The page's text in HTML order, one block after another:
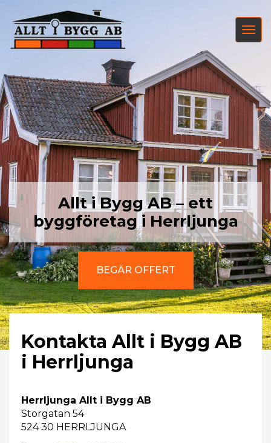
Toggle
Allt i Bygg AB – ett
byggföretag i Herrljunga
BEGÄR OFFERT
Kontakta Allt i Bygg AB
i Herrljunga
Herrljunga Allt i Bygg AB
Storgatan 54
524 30 HERRLJUNGA